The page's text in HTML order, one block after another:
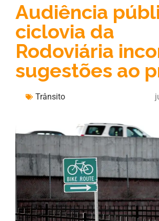
Audiência
ciclovia da
Rodoviária
sugestões ao
Trânsito